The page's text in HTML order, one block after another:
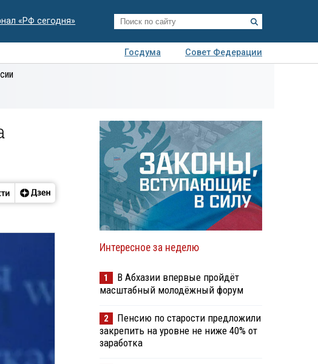
«РФ сегодня»
Госдума
Совет Федерации
Деловая
Интересное за неделю
1
В Абхазии впервые пройдёт
масштабный молодёжный форум
2
Пенсию по старости предложили
закрепить на уровне не ниже 40% от
заработка